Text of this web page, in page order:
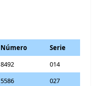
Número
Serie
8492
014
5586
027